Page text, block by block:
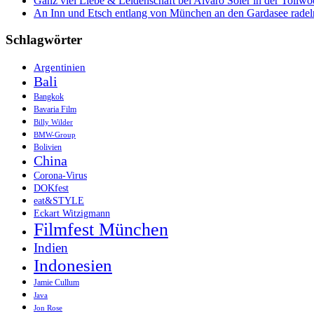
An Inn und Etsch entlang von München an den Gardasee
Schlagwörter
Argentinien
Bali
Bangkok
Bavaria Film
Billy Wilder
BMW-Group
Bolivien
China
Corona-Virus
DOKfest
eat&STYLE
Eckart Witzigmann
Filmfest München
Indien
Indonesien
Jamie Cullum
Java
Jon Rose